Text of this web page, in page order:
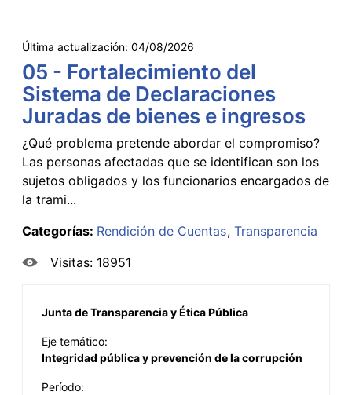
Última actualización: 04/08/2026
05 - Fortalecimiento del
Sistema de Declaraciones
Juradas de bienes e ingresos
¿Qué problema pretende abordar el compromiso?
Las personas afectadas que se identifican son los
sujetos obligados y los funcionarios encargados de
la trami...
Categorías: Rendición de Cuentas Transparencia
Visitas: 18951
Junta de Transparencia y Ética Pública
Eje temático:
Integridad pública y prevención de la corrupción
Período: